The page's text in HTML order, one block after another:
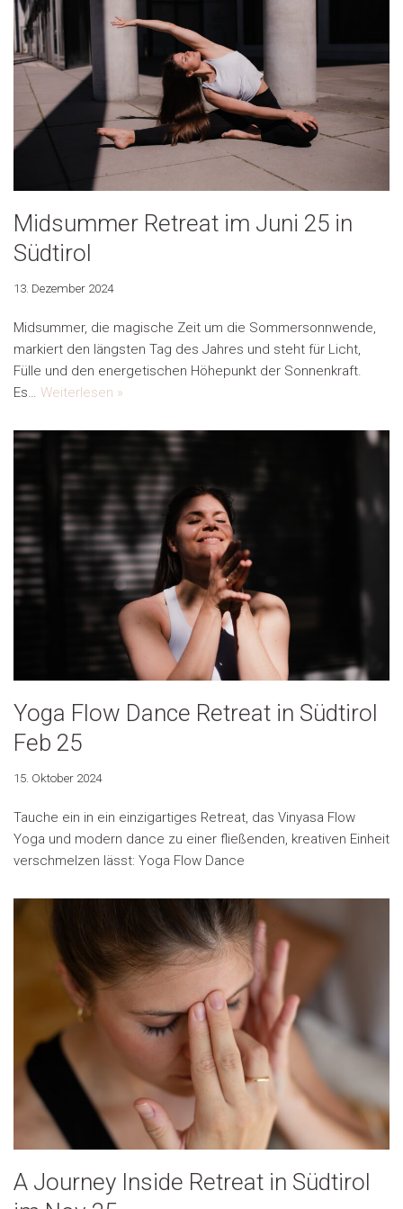
Midsummer Retreat im Juni 25 in
Südtirol
13. Dezember 2024
Midsummer, die magische Zeit um die Sommersonnwende,
markiert den längsten Tag des Jahres und steht für Licht,
Fülle und den energetischen Höhepunkt der Sonnenkraft.
Es… Weiterlesen »
Yoga Flow Dance Retreat in Südtirol
Feb 25
15. Oktober 2024
Tauche ein in ein einzigartiges Retreat, das Vinyasa Flow
Yoga und modern dance zu einer fließenden, kreativen Einheit
verschmelzen lässt: Yoga Flow Dance
A Journey Inside Retreat in Südtirol